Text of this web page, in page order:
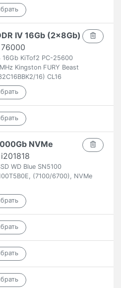
IV 16Gb (2x8Gb)
16Gb KiTof2 PC-25600
Kingston FURY Beast
16) CL16
NVMe
WD Blue SN5100
(7100/6700), NVMe